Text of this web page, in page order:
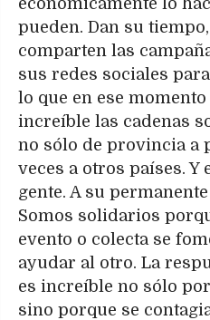
pueden. Dan su
comparten las
sus redes sociales
lo que en ese
increíble las cadenas
no sólo de provincia a
veces a otros países. Y
gente. A su
Somos solidarios
evento o colecta se
ayudar al otro. La
es increíble no sólo
sino porque se